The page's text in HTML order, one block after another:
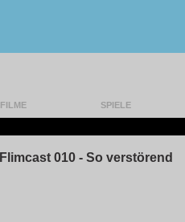
FILME SPIELE
Flimcast 010 - So verstörend